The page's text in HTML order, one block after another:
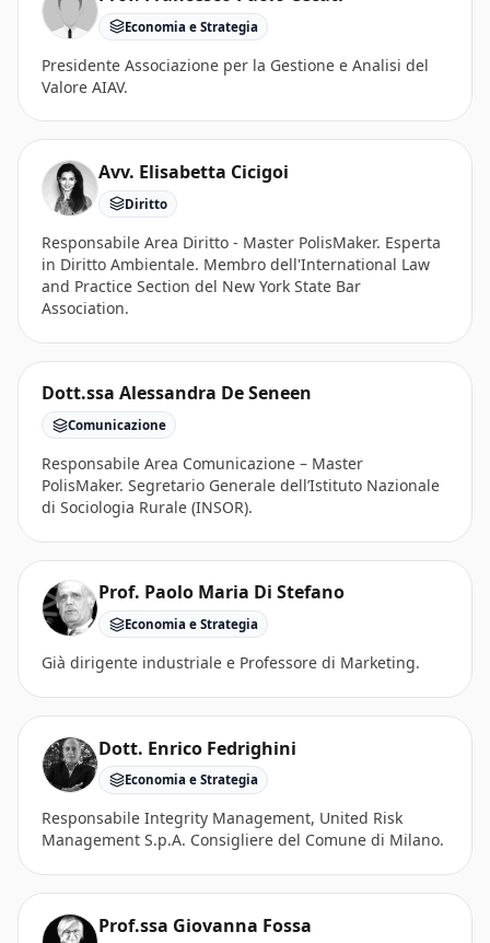
Economia e Strategia
Presidente Associazione per la Gestione e Analisi del
Valore AIAV.
Avv. Elisabetta Cicigoi
Diritto
Responsabile Area Diritto - Master PolisMaker. Esperta
in Diritto Ambientale. Membro dell'International Law
and Practice Section del New York State Bar
Association.
Dott.ssa Alessandra De Seneen
Comunicazione
Responsabile Area Comunicazione – Master
PolisMaker. Segretario Generale dell’Istituto Nazionale
di Sociologia Rurale (INSOR).
Prof. Paolo Maria Di Stefano
Economia e Strategia
Già dirigente industriale e Professore di Marketing.
Dott. Enrico Fedrighini
Economia e Strategia
Responsabile Integrity Management, United Risk
Management S.p.A. Consigliere del Comune di Milano.
Prof.ssa Giovanna Fossa